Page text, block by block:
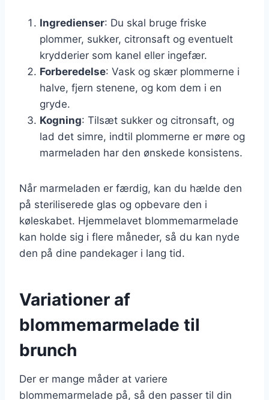
Ingredienser: Du skal bruge friske
plommer, sukker, citronsaft og eventuelt
krydderier som kanel eller ingefær.
Forberedelse: Vask og skær plommerne i
halve, fjern stenene, og kom dem i en
gryde.
Kogning: Tilsæt sukker og citronsaft, og
lad det simre, indtil plommerne er møre og
marmeladen har den ønskede konsistens.
Når marmeladen er færdig, kan du hælde den
på steriliserede glas og opbevare den i
køleskabet. Hjemmelavet blommemarmelade
kan holde sig i flere måneder, så du kan nyde
den på dine pandekager i lang tid.
Variationer af
blommemarmelade til
brunch
Der er mange måder at variere
blommemarmelade på, så den passer til din